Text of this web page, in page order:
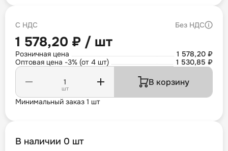
С НДС Без НДС
1 578,20 ₽ / шт
Розничная цена
1 578,20 ₽
Оптовая цена -3% (от 4 шт)
1 530,85 ₽
шт
В корзину
Минимальный заказ 1 шт
В наличии 0 шт